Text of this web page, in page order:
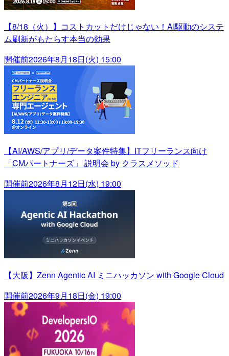
【8/18（火）】コストカットだけじゃない！AI駆動のシステ
ム刷新がもたらす本当の効果
開催前2026年8月18日(火) 15:00
【AI/AWS/アプリ/データ案件特集】ITフリーランス向け
「CMパートナーズ」 説明会 by クラスメソッド
開催前2026年8月12日(水) 19:00
【大阪】Zenn Agentic AI ミニハッカソン with Google Cloud
開催前2026年9月18日(金) 19:00